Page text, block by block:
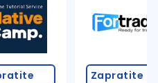
Zapratite